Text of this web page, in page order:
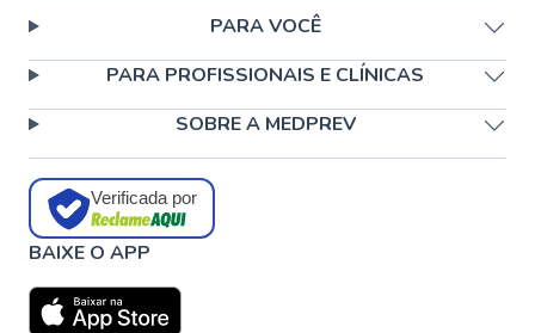
PARA VOCÊ
PARA PROFISSIONAIS E CLÍNICAS
SOBRE A MEDPREV
Verificada por
BAIXE O APP